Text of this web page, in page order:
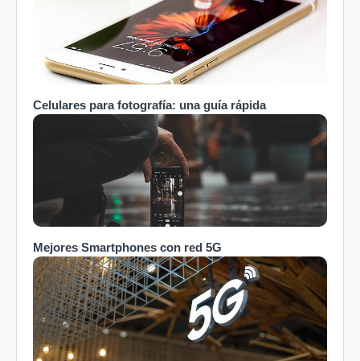
Celulares para fotografía: una guía rápida
Mejores Smartphones con red 5G